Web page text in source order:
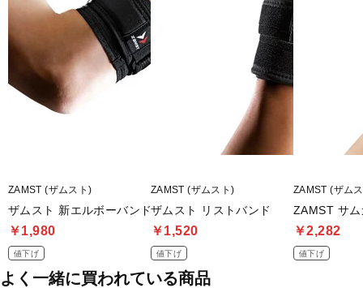
■サイズ/M：手首の太さ 13.0～17.0cm(製品幅6.5cm)、L：手首の太
さ15.0～21.0cm(製品幅7.5cm)
★サイズの選び方：手首の一番細いところの太さを測って(計測値が
さかいになった場合はお好みで)お選び下さい
■メーカー型番：374202, 374203
ZAMST (ザムスト)
ザムスト 新エルボーバンド
￥1,980
値下げ
ZAMST (ザムスト)
ザムスト リストバンド
￥1,520
値下げ
ZAMST (ザム
ZAMST サ
￥2,282
値下げ
よく一緒に買われている商品